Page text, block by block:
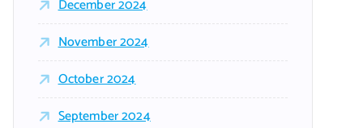
December 2024
November 2024
October 2024
September 2024